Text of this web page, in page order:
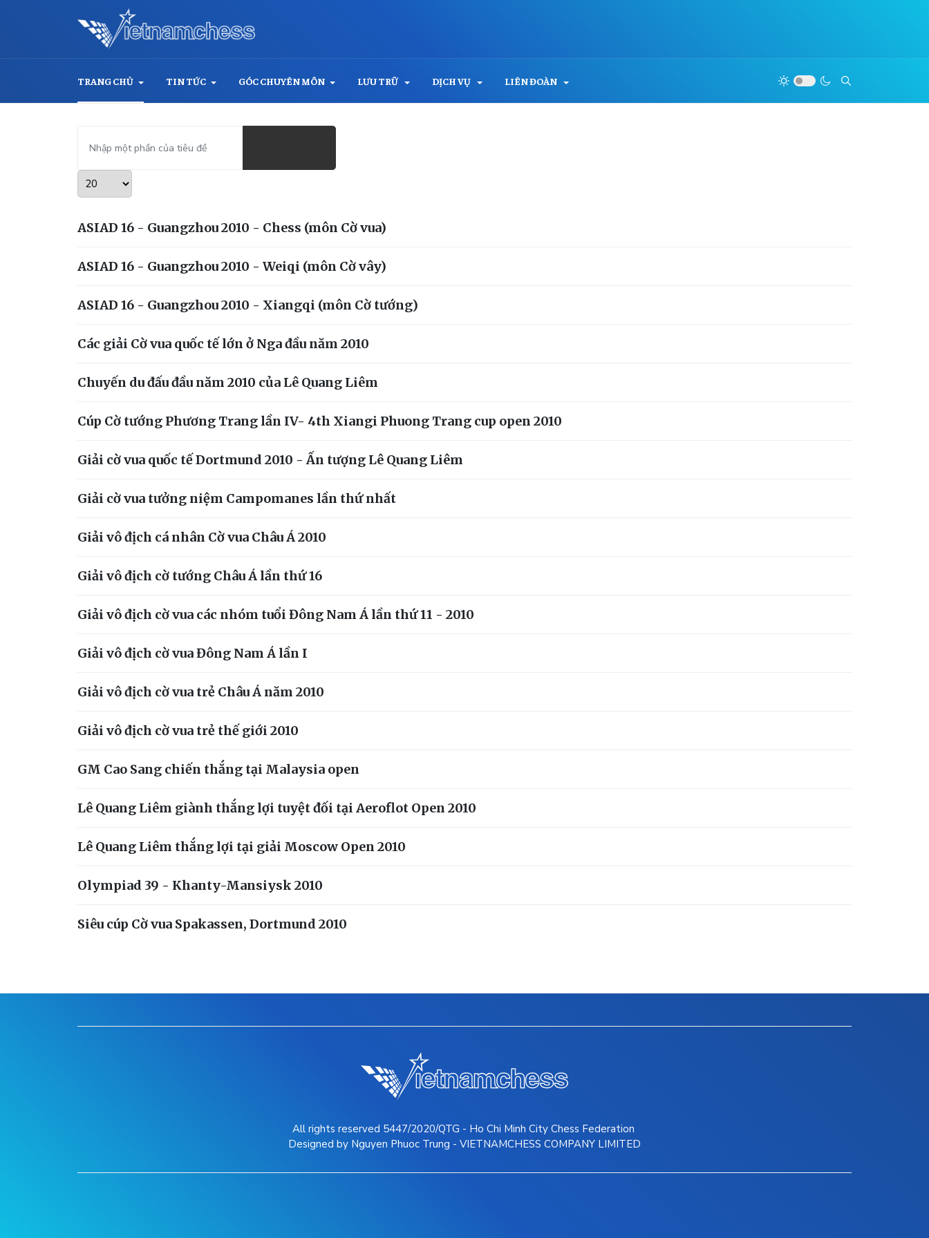
TRANG CHỦ TIN TỨC GÓC CHUYÊN MÔN LƯU TRỮ DỊCH VỤ LIÊN ĐOÀN
Hiển thị #
ASIAD 16 - Guangzhou 2010 - Chess (môn Cờ vua)
ASIAD 16 - Guangzhou 2010 - Weiqi (môn Cờ vây)
ASIAD 16 - Guangzhou 2010 - Xiangqi (môn Cờ tướng)
Các giải Cờ vua quốc tế lớn ở Nga đầu năm 2010
Chuyến du đấu đầu năm 2010 của Lê Quang Liêm
Cúp Cờ tướng Phương Trang lần IV- 4th Xiangi Phuong Trang cup open 2010
Giải cờ vua quốc tế Dortmund 2010 - Ấn tượng Lê Quang Liêm
Giải cờ vua tưởng niệm Campomanes lần thứ nhất
Giải vô địch cá nhân Cờ vua Châu Á 2010
Giải vô địch cờ tướng Châu Á lần thứ 16
Giải vô địch cờ vua các nhóm tuổi Đông Nam Á lần thứ 11 - 2010
Giải vô địch cờ vua Đông Nam Á lần I
Giải vô địch cờ vua trẻ Châu Á năm 2010
Giải vô địch cờ vua trẻ thế giới 2010
GM Cao Sang chiến thắng tại Malaysia open
Lê Quang Liêm giành thắng lợi tuyệt đối tại Aeroflot Open 2010
Lê Quang Liêm thắng lợi tại giải Moscow Open 2010
Olympiad 39 - Khanty-Mansiysk 2010
Siêu cúp Cờ vua Spakassen, Dortmund 2010
All rights reserved 5447/2020/QTG - Ho Chi Minh City Chess Federation
Designed by Nguyen Phuoc Trung - VIETNAMCHESS COMPANY LIMITED